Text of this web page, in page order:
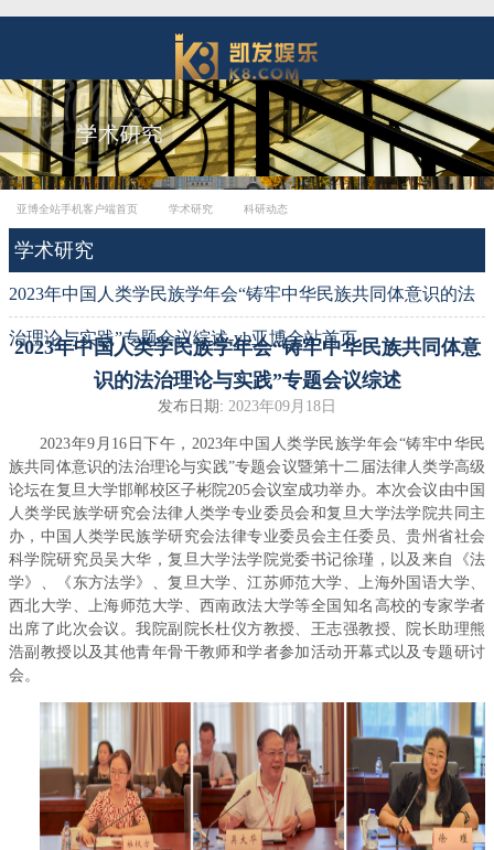
亚博全站手机客户端首页 学术研究 科研动态
学术研究
2023年中国人类学民族学年会“铸牢中华民族共同体意识的法
治理论与实践”专题会议综述-yb亚博全站首页
2023年中国人类学民族学年会“铸牢中华民族共同体意
识的法治理论与实践”专题会议综述
发布日期: 2023年09月18日
2023年9 月 16 日下午， 2023年中国人类学民族学年会“铸牢中华民
族共同体意识的法治理论与实践”专题会议暨第十二届法律人类学高级
论坛在复旦大学邯郸校区子彬院205会议室成功举办。本次会议由中国
人类学民族学研究会法律人类学专业委员会和复旦大学法学院共同主
办，中国人类学民族学研究会法律专业委员会主任委员、贵州省社会
科学院研究员吴大华，复旦大学法学院党委书记徐瑾，以及来自《法
学》、《东方法学》、复旦大学、江苏师范大学、上海外国语大学、
西北大学、上海师范大学、西南政法大学等全国知名高校的专家学者
出席了此次会议。我院副院长杜仪方教授、王志强教授、院长助理熊
浩副教授以及其他青年骨干教师和学者参加活动开幕式以及专题研讨
会。